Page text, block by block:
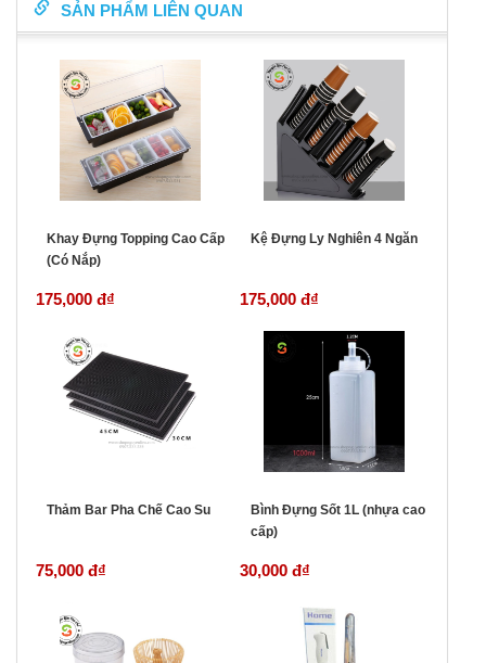
SẢN PHẨM LIÊN QUAN
Khay Đựng Topping Cao Cấp
(Có Nắp)
175,000 đ₫
Kệ Đựng Ly Nghiên 4 Ngăn
175,000 đ₫
Thảm Bar Pha Chế Cao Su
75,000 đ₫
Bình Đựng Sốt 1L (nhựa cao
cấp)
30,000 đ₫